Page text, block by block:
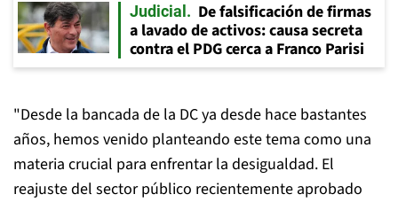
Judicial
De falsificación de firmas
a lavado de activos: causa secreta
contra el PDG cerca a Franco Parisi
"Desde la bancada de la DC ya desde hace bastantes
años, hemos venido planteando este tema como una
materia crucial para enfrentar la desigualdad. El
reajuste del sector público recientemente aprobado